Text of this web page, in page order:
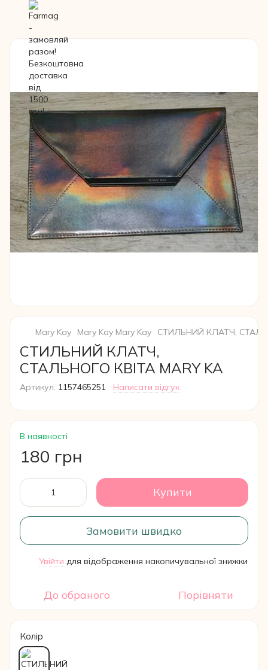
Mary Kay Mary Kay Mary Kay СТИЛЬНИЙ КЛАТЧ,
СТИЛЬНИЙ КЛАТЧ,
СТАЛЬНОГО КВІТА MARY KA
Артикул: 1157465251 Написати відгук
В наявності
180 грн
Купити
Замовити швидко
Увійти для відображення накопичувальної знижки
До обраного Порівняти
Колір